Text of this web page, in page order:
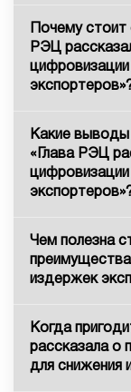
Почему стоит
РЭЦ
Какие
«Глава РЭЦ
Чем полезна
издержек
Когда
рассказала о
для снижения